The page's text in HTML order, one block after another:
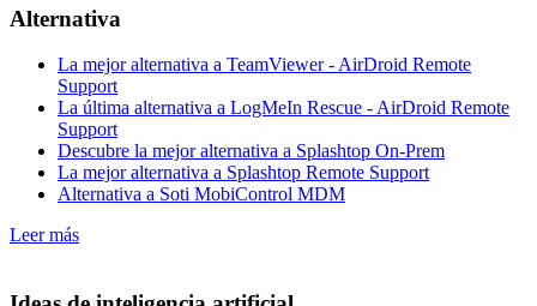
Alternativa
La mejor alternativa a TeamViewer - AirDroid Remote
Support
La última alternativa a LogMeIn Rescue - AirDroid Remote
Support
Descubre la mejor alternativa a Splashtop On-Prem
La mejor alternativa a Splashtop Remote Support
Alternativa a Soti MobiControl MDM
Leer más